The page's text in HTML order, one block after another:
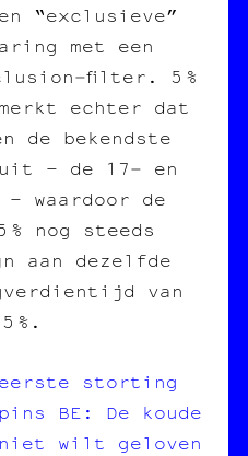
“exclusieve”
met een
5 %
echter dat
de bekendste
– de 17‑ en
– waardoor de
% nog steeds
aan dezelfde
van
%.
storting
BE: De koude
wilt geloven